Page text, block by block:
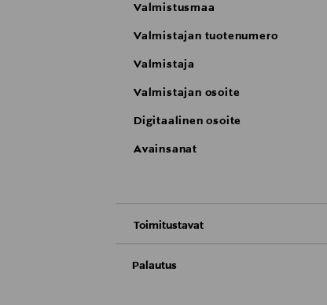
Valmistusmaa
Valmistajan tuotenumero
Valmistaja
Valmistajan osoite
Digitaalinen osoite
Avainsanat
Toimitustavat
Palautus